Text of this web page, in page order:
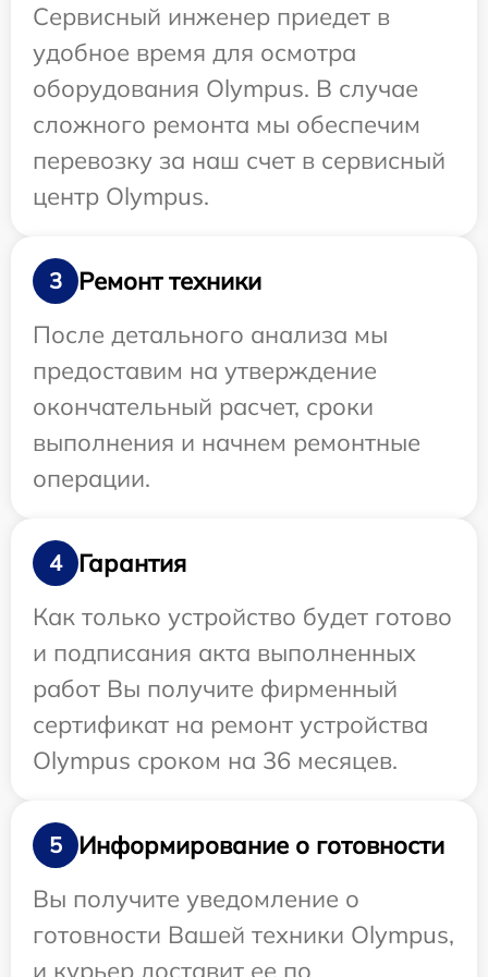
Сервисный инженер приедет в
удобное время для осмотра
оборудования Olympus. В случае
сложного ремонта мы обеспечим
перевозку за наш счет в сервисный
центр Olympus.
3
Ремонт техники
После детального анализа мы
предоставим на утверждение
окончательный расчет, сроки
выполнения и начнем ремонтные
операции.
4
Гарантия
Как только устройство будет готово
и подписания акта выполненных
работ Вы получите фирменный
сертификат на ремонт устройства
Olympus сроком на 36 месяцев.
5
Информирование о готовности
Вы получите уведомление о
готовности Вашей техники Olympus,
и курьер доставит ее по